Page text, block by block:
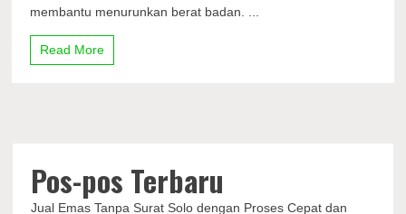
membantu menurunkan berat badan. ...
Read More
Pos-pos Terbaru
Jual Emas Tanpa Surat Solo dengan Proses Cepat dan